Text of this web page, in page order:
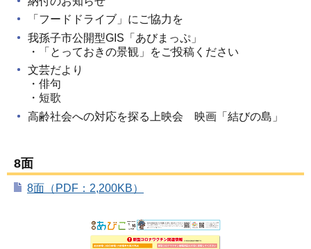
「フードドライブ」にご協力を
我孫子市公開型GIS「あびまっぷ」
・「とっておきの景観」をご投稿ください
文芸だより
・俳句
・短歌
高齢社会への対応を探る上映会 映画「結びの島」
8面
8面（PDF：2,200KB）